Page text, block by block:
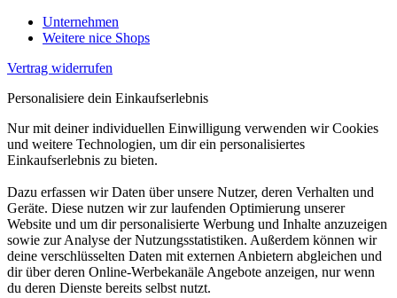
Unternehmen
Weitere nice Shops
Vertrag widerrufen
Personalisiere dein Einkaufserlebnis
Nur mit deiner individuellen Einwilligung verwenden wir Cookies
und weitere Technologien, um dir ein personalisiertes
Einkaufserlebnis zu bieten.
Dazu erfassen wir Daten über unsere Nutzer, deren Verhalten und
Geräte. Diese nutzen wir zur laufenden Optimierung unserer
Website und um dir personalisierte Werbung und Inhalte anzuzeigen
sowie zur Analyse der Nutzungsstatistiken. Außerdem können wir
deine verschlüsselten Daten mit externen Anbietern abgleichen und
dir über deren Online-Werbekanäle Angebote anzeigen, nur wenn
du deren Dienste bereits selbst nutzt.